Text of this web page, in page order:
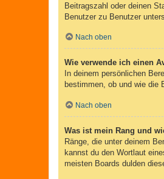
Beitragszahl oder deinen
Benutzer zu Benutzer
Nach oben
Wie verwende ich einen
In deinem persönlichen
bestimmen, ob und wie die
Nach oben
Was ist mein Rang und
Ränge, die unter deinem
kannst du den Wortlaut
meisten Boards dulden